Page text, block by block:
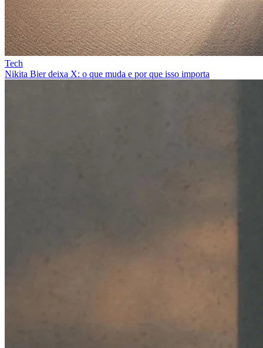
Tech
Nikita Bier deixa X: o que muda e por que isso importa